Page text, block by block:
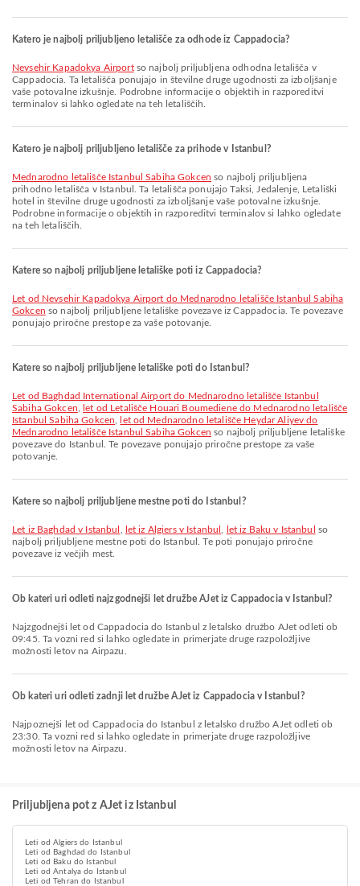
Katero je najbolj priljubljeno letališče za odhode iz Cappadocia?
Nevsehir Kapadokya Airportso najbolj priljubljena odhodna letališča v
Cappadocia. Ta letališča ponujajo in številne druge ugodnosti za izboljšanje
vaše potovalne izkušnje. Podrobne informacije o objektih in razporeditvi
terminalov si lahko ogledate na teh letališčih.
Katero je najbolj priljubljeno letališče za prihode v Istanbul?
Mednarodno letališče Istanbul Sabiha Gokcen so najbolj priljubljena
prihodno letališča v Istanbul. Ta letališča ponujajo Taksi, Jedalenje, Letališki
hotel in številne druge ugodnosti za izboljšanje vaše potovalne izkušnje.
Podrobne informacije o objektih in razporeditvi terminalov si lahko ogledate
na teh letališčih.
Katere so najbolj priljubljene letališke poti iz Cappadocia?
let od Nevsehir Kapadokya Airport do Mednarodno letališče Istanbul Sabiha
Gokcen so najbolj priljubljene letališke povezave iz Cappadocia. Te povezave
ponujajo priročne prestope za vaše potovanje.
Katere so najbolj priljubljene letališke poti do Istanbul?
let od Baghdad International Airport do Mednarodno letališče Istanbul
Sabiha Gokcen
let od Letališče Houari Boumediene do Mednarodno letališče
Istanbul Sabiha Gokcen
let od Mednarodno letališče Heydar Aliyev do
Mednarodno letališče Istanbul Sabiha Gokcen so najbolj priljubljene letališke
povezave do Istanbul. Te povezave ponujajo priročne prestope za vaše
potovanje.
Katere so najbolj priljubljene mestne poti do Istanbul?
let iz Baghdad v Istanbul let iz Algiers v Istanbul let iz Baku v Istanbul
so
najbolj priljubljene mestne poti do Istanbul. Te poti ponujajo priročne
povezave iz večjih mest.
Ob kateri uri odleti najzgodnejši let družbe AJet iz Cappadocia v Istanbul?
Najzgodnejši let od Cappadocia do Istanbul z letalsko družbo AJet odleti ob
09:45. Ta vozni red si lahko ogledate in primerjate druge razpoložljive
možnosti letov na Airpazu.
Ob kateri uri odleti zadnji let družbe AJet iz Cappadocia v Istanbul?
Najpoznejši let od Cappadocia do Istanbul z letalsko družbo AJet odleti ob
23:30. Ta vozni red si lahko ogledate in primerjate druge razpoložljive
možnosti letov na Airpazu.
Priljubljena pot z AJet iz Istanbul
Leti od Algiers do Istanbul
Leti od Baghdad do Istanbul
Leti od Baku do Istanbul
Leti od Antalya do Istanbul
Leti od Tehran do Istanbul